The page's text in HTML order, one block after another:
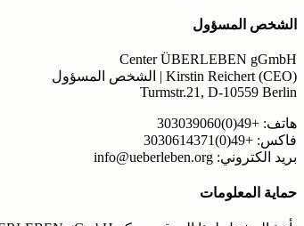
الشخص المسؤول
Center ÜBERLEBEN gGmbH
Kirstin Reichert (CEO) | الشخص المسؤول
Turmstr.21, D-10559 Berlin
هاتف: +49(0)303039060
فاكس: +49(0)3030614371
بريد الكتروني: info@ueberleben.org
حماية المعلومات